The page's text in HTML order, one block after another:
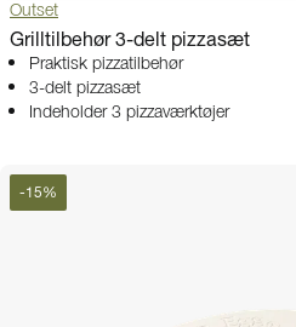
Outset
Grilltilbehør 3-delt pizzasæt
Praktisk pizzatilbehør
3-delt pizzasæt
Indeholder 3 pizzaværktøjer
-15%